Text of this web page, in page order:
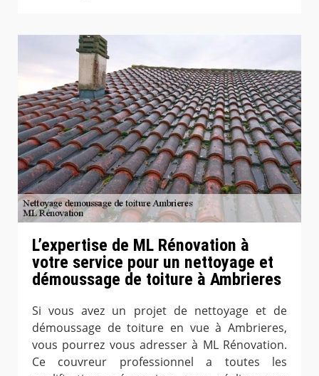
L’expertise de ML Rénovation à
votre service pour un nettoyage et
démoussage de toiture à Ambrieres
Si vous avez un projet de nettoyage et de
démoussage de toiture en vue à Ambrieres,
vous pourrez vous adresser à ML Rénovation.
Ce couvreur professionnel a toutes les